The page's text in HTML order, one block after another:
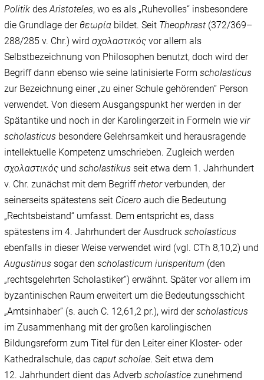
Politik desAristoteles, wo es als „Ruhevolles“ insbesondere
die Grundlage der θεωρία bildet. Seit Theophrast (372/‌369–
288/‌285 v. Chr.) wirdσχολαστικόςvor allem als
Selbstbezeichnung von Philosophen benutzt, doch wird der
Begriff dann ebenso wie seine latinisierte Formscholasticus
zur Bezeichnung einer „zu einer Schule gehörenden“ Person
verwendet. Von diesem Ausgangspunkt her werden in der
Spätantike und noch in der Karolingerzeit in Formeln wie vir
scholasticus besondere Gelehrsamkeit und herausragende
intellektuelle Kompetenz umschrieben. Zugleich werden
σχολαστικός undscholastikus seit etwa dem 1. Jahrhundert
v. Chr. zunächst mit dem Begriffrhetorverbunden, der
seinerseits spätestens seit Cicero auch die Bedeutung
„Rechtsbeistand“ umfasst. Dem entspricht es, dass
spätestens im 4. Jahrhundert der Ausdruckscholasticus
ebenfalls in dieser Weise verwendet wird (vgl. CTh 8,10,2) und
Augustinus sogar denscholasticum iurisperitum (den
„rechtsgelehrten Scholastiker“) erwähnt. Später vor allem im
byzantinischen Raum erweitert um die Bedeutungsschicht
„Amtsinhaber“ (s. auch C. 12,61,2 pr.), wird derscholasticus
im Zusammenhang mit der großen karolingischen
Bildungsreform zum Titel für den Leiter einer Kloster- oder
Kathedralschule, dascaput scholae. Seit etwa dem
12. Jahrhundert dient das Adverbscholastice zunehmend